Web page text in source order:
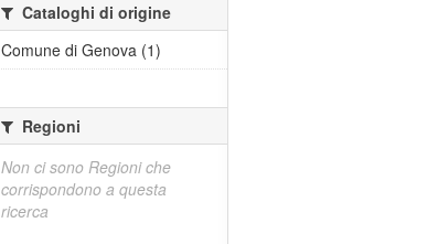
Cataloghi di origine
Comune di Genova (1)
Regioni
Non ci sono Regioni che
corrispondono a questa
ricerca